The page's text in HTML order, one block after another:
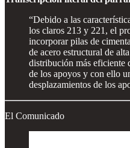
“Debido a las
los claros 213 y 221, el
incorporar pilas de
de acero estructural de
distribución más eficiente
de los apoyos y con ello
desplazamientos de los
El Comunicado